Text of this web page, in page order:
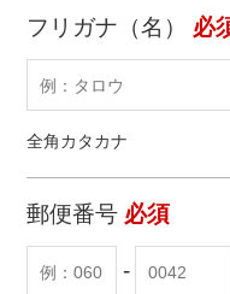
フリガナ（名） 必
全角カタカナ
郵便番号 必須
-